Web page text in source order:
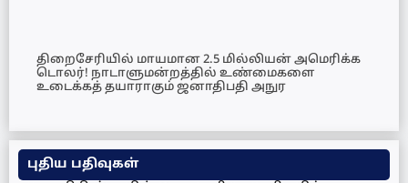
திறைசேரியில் மாயமான 2.5 மில்லியன் அமெரிக்க
டொலர்! நாடாளுமன்றத்தில் உண்மைகளை
உடைக்கத் தயாராகும் ஜனாதிபதி அநுர
புதிய பதிவுகள்